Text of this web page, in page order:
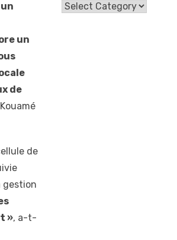
un
de
de
gestion
», a-t-
Categories